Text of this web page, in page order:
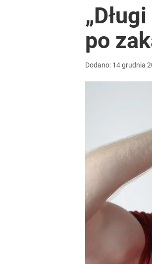
po
Dodano: 14grudnia